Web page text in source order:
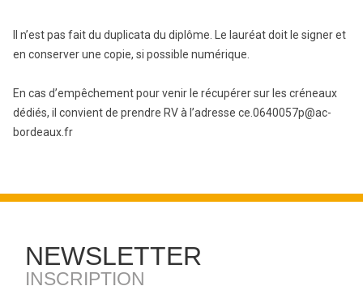
Il n’est pas fait du duplicata du diplôme. Le lauréat doit le signer et
en conserver une copie, si possible numérique.
En cas d’empêchement pour venir le récupérer sur les créneaux
dédiés, il convient de prendre RV à l’adresse ce.0640057p@ac-
bordeaux.fr
NEWSLETTER
INSCRIPTION